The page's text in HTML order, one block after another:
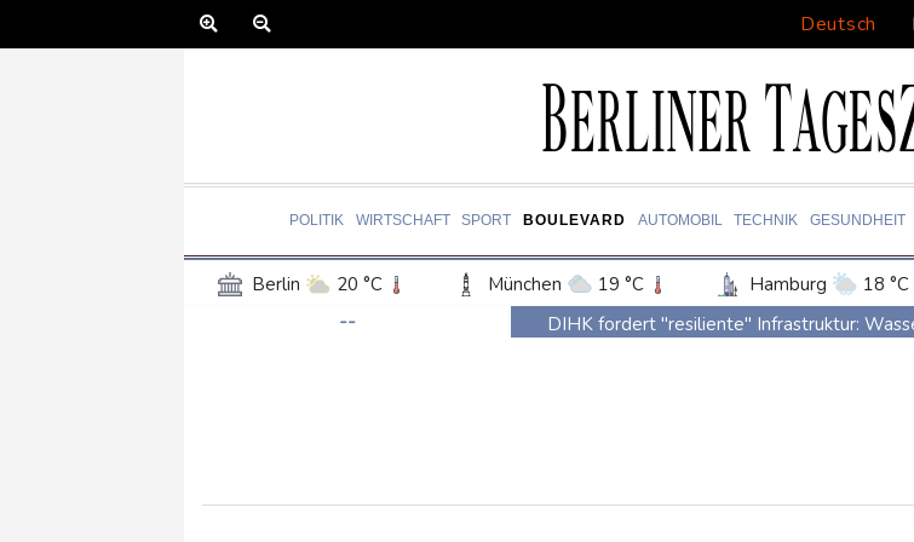
Deutsch
POLITIK WIRTSCHAFT SPORT BOULEVARD AUTOMOBIL TECHNIK GESUNDHEIT
Berlin 20 °C München 19 °C Hamburg 18 °C
Frankfurt am Main
Potsdam 19 °C Leipzig
--
DIHK fordert "resiliente" Infrastruktur:
Vier deutsche, neun neue: Teammanager-
Trump-Hubschrauber über Washington
Niedrigwasser: Industrie- und
Extremes Niedrigwasser: Verkehrsminister